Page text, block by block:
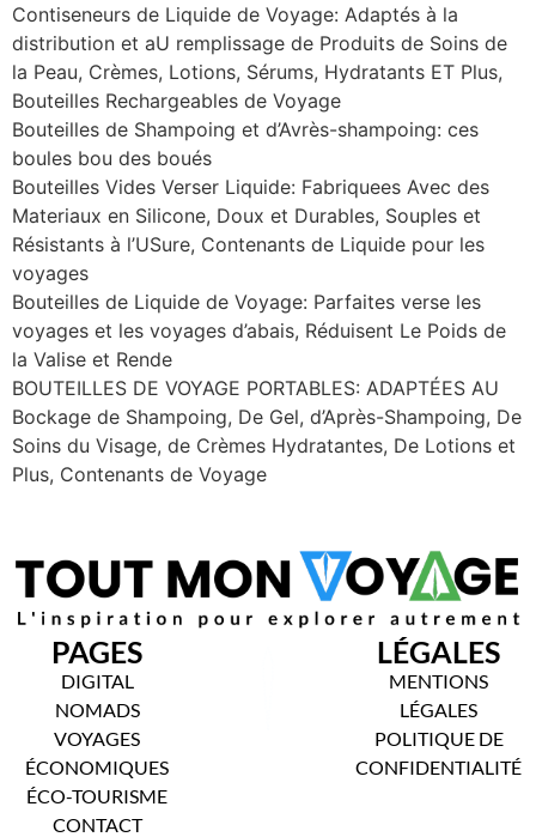
Contiseneurs de Liquide de Voyage: Adaptés à la
distribution et aU remplissage de Produits de Soins de
la Peau, Crèmes, Lotions, Sérums, Hydratants ET Plus,
Bouteilles Rechargeables de Voyage
Bouteilles de Shampoing et d’Avrès-shampoing: ces
boules bou des boués
Bouteilles Vides Verser Liquide: Fabriquees Avec des
Materiaux en Silicone, Doux et Durables, Souples et
Résistants à l’USure, Contenants de Liquide pour les
voyages
Bouteilles de Liquide de Voyage: Parfaites verse les
voyages et les voyages d’abais, Réduisent Le Poids de
la Valise et Rende
BOUTEILLES DE VOYAGE PORTABLES: ADAPTÉES AU
Bockage de Shampoing, De Gel, d’Après-Shampoing, De
Soins du Visage, de Crèmes Hydratantes, De Lotions et
Plus, Contenants de Voyage
PAGES
DIGITAL
NOMADS
VOYAGES
ÉCONOMIQUES
ÉCO-TOURISME
CONTACT
LÉGALES
MENTIONS
LÉGALES
POLITIQUE DE
CONFIDENTIALITÉ